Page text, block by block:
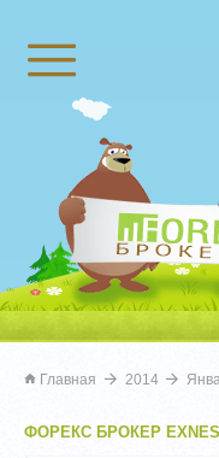
Главная 2014
ФОРЕКС БРОКЕР